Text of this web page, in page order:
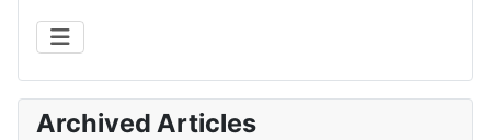
Archived Articles